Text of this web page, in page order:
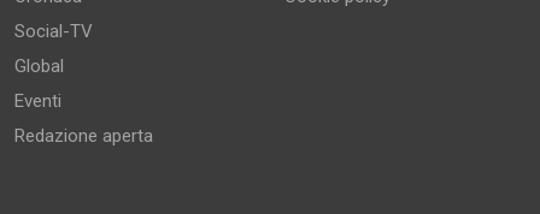
Social-TV
Global
Eventi
Redazione aperta